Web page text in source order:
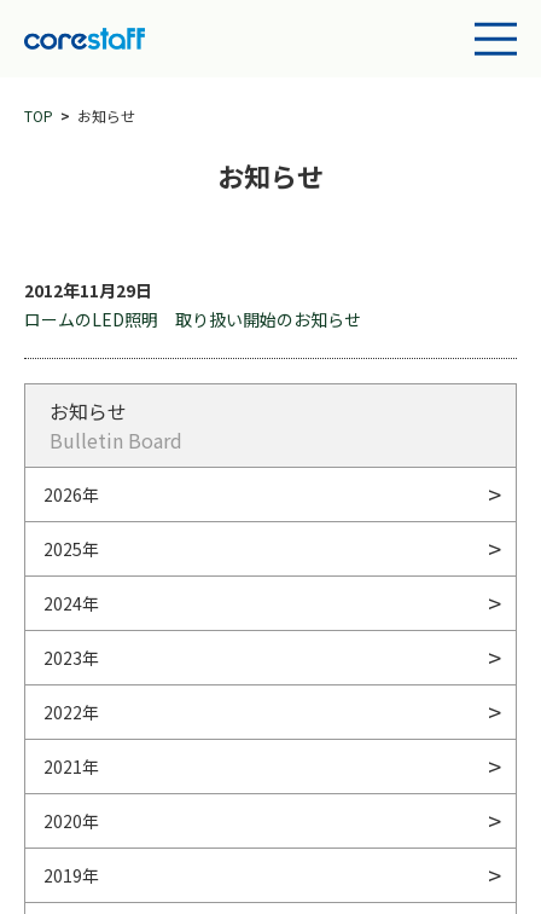
TOP お知らせ
お知らせ
2012年11月29日
ロームのLED照明 取り扱い開始のお知らせ
お知らせ
Bulletin Board
2026年
2025年
2024年
2023年
2022年
2021年
2020年
2019年